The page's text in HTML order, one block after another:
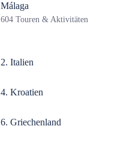
Málaga
604 Touren & Aktivitäten
2. Italien
4. Kroatien
6. Griechenland